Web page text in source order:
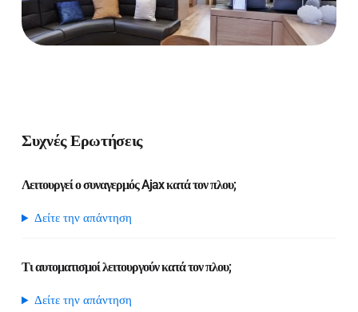
Συχνές Ερωτήσεις
Λειτουργεί ο συναγερμός Ajax κατά τον πλου;
Δείτε την απάντηση
Τι αυτοματισμοί λειτουργούν κατά τον πλου;
Δείτε την απάντηση